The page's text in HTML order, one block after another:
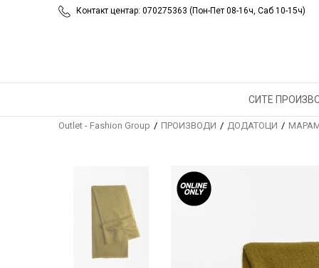
Контакт центар: 070275363 (Пон-Пет 08-16ч, Саб 10-15ч)
СИТЕ
Outlet - Fashion Group ПРОИЗВОДИ ДОДАТОЦИ